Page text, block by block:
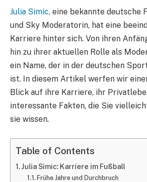
Julia Simic, eine bekannte deutsche
und Sky Moderatorin, hat eine
Karriere hinter sich. Von ihren
hin zu ihrer aktuellen Rolle als
ein Name, der in der deutschen
ist. In diesem Artikel werfen wir
Blick auf ihre Karriere, ihr
interessante Fakten, die Sie
sie wissen.
Table of Contents
Julia Simic: Karriere im Fußball
Frühe Jahre und Durchbruch